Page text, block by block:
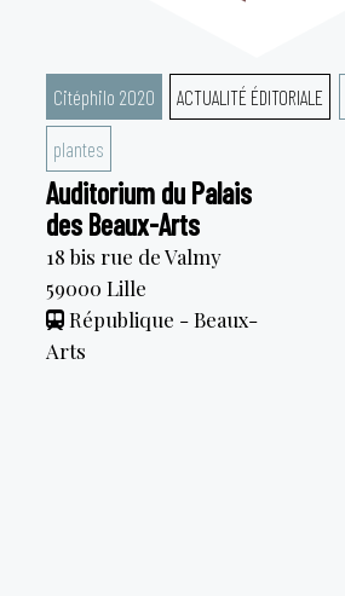
Citéphilo 2020 ACTUALITÉ ÉDITORIALE
plantes
Auditorium du Palais
des Beaux-Arts
18 bis rue de Valmy
59000 Lille
République - Beaux-
Arts